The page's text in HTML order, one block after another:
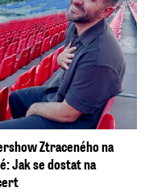
Ztraceného na
Jak se dostat na